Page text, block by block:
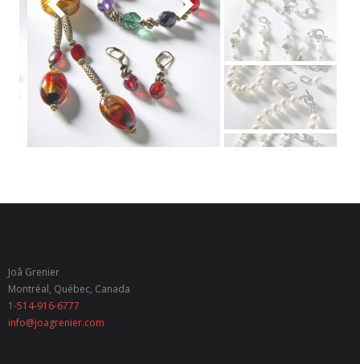
- - Marque-pages en métal
- - Signets réglables
- Présentoirs
Commander
Plus
- Visite de l’atelier
Joâ Grenier
Montréal, Québec, Canada
1-514-916-6777
info@joagrenier.com